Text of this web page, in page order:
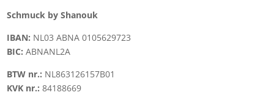
Schmuck by Shanouk
IBAN: NL03 ABNA 0105629723
BIC: ABNANL2A
BTW nr.: NL863126157B01
KVK nr.:84188669